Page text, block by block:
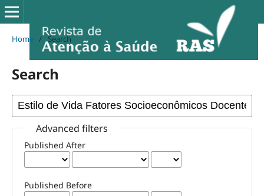
Home / Search
Search
Advanced filters
Published After
Published Before